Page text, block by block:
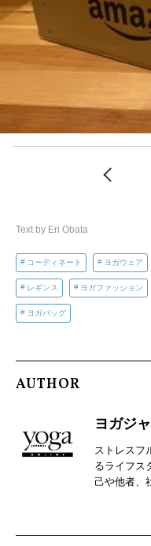
Text by Eri Obata
コーディネート ヨガウェア
レギンス ヨガファッション
ヨガバッグ
AUTHOR
ヨガジ
ストレスフ
るライフス
己や他者、
などウェ